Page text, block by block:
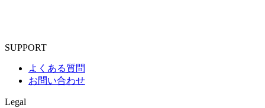
SUPPORT
よくある質問
お問い合わせ
Legal